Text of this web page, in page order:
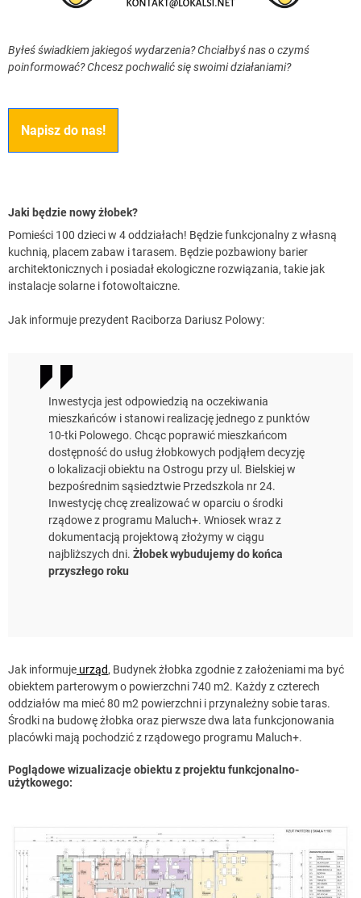
Byłeś świadkiem jakiegoś wydarzenia? Chciałbyś nas o czymś
poinformować? Chcesz pochwalić się swoimi działaniami?
Napisz do nas!
Jaki będzie nowy żłobek?
Pomieści 100 dzieci w 4 oddziałach! Będzie funkcjonalny z własną
kuchnią, placem zabaw i tarasem. Będzie pozbawiony barier
architektonicznych i posiadał ekologiczne rozwiązania, takie jak
instalacje solarne i fotowoltaiczne.
Jak informuje prezydent Raciborza Dariusz Polowy:
Inwestycja jest odpowiedzią na oczekiwania
mieszkańców i stanowi realizację jednego z punktów
10-tki Polowego. Chcąc poprawić mieszkańcom
dostępność do usług żłobkowych podjąłem decyzję
o lokalizacji obiektu na Ostrogu przy ul. Bielskiej w
bezpośrednim sąsiedztwie Przedszkola nr 24.
Inwestycję chcę zrealizować w oparciu o środki
rządowe z programu Maluch+. Wniosek wraz z
dokumentacją projektową złożymy w ciągu
najbliższych dni. Żłobek wybudujemy do końca
przyszłego roku
Jak informuje urząd, Budynek żłobka zgodnie z założeniami ma być
obiektem parterowym o powierzchni 740 m2. Każdy z czterech
oddziałów ma mieć 80 m2 powierzchni i przynależny sobie taras.
Środki na budowę żłobka oraz pierwsze dwa lata funkcjonowania
placówki mają pochodzić z rządowego programu Maluch+.
Poglądowe wizualizacje obiektu z projektu funkcjonalno-
użytkowego: